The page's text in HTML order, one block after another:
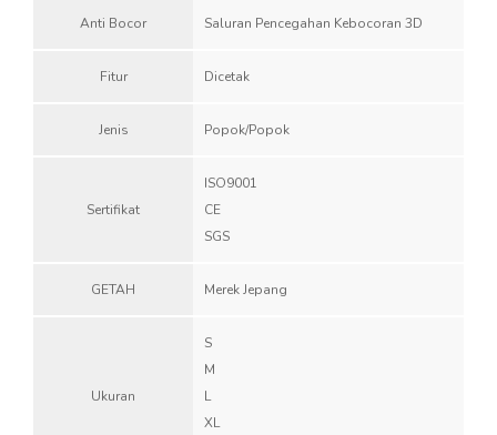
Anti Bocor Saluran Pencegahan Kebocoran 3D
Fitur Dicetak
Jenis Popok/Popok
Sertifikat
ISO9001
CE
SGS
GETAH Merek Jepang
Ukuran
S
M
L
XL